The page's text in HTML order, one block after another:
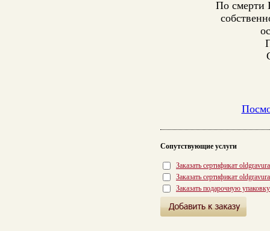
По смерти
Сопутствующие услуги
Заказать сертификат
Заказать сертификат
Заказать подарочную